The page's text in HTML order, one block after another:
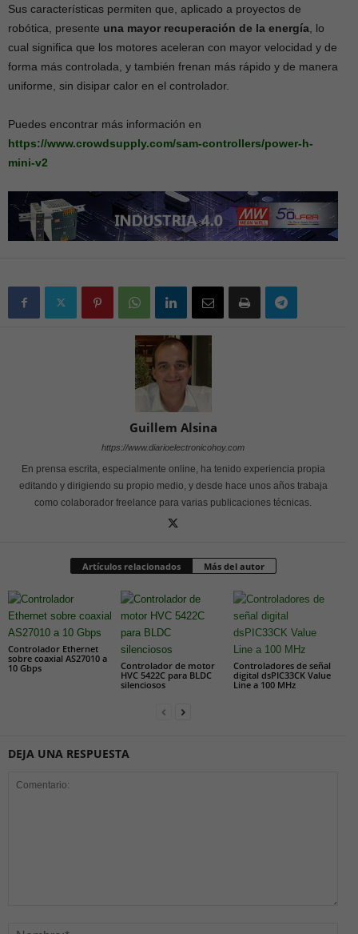
Sus características permiten que, aplicado a proyectos de
robótica, presente una mayor recuperación de la energía , lo
cual significa que los motores aceleran con mayor velocidad y de
forma más controlada, y también frenan más rápido y de manera
uniforme, sin disipar calor en el controlador.
Puedes encontrar más información en
https://www.crowdsupply.com/sam-controllers/power-h-
mini-v2
Guillem Alsina
https://www.diarioelectronicohoy.com
En prensa escrita, especialmente online, ha tenido experiencia propia
editando y dirigiendo su propio medio, y desde hace unos años trabaja
como colaborador freelance para varias publicaciones técnicas.
Artículos relacionados Más del autor
Controlador Ethernet
sobre coaxial AS27010 a
10 Gbps
Controlador de motor
HVC 5422C para BLDC
silenciosos
Controladores de señal
digital dsPIC33CK Value
Line a 100 MHz
DEJA UNA RESPUESTA